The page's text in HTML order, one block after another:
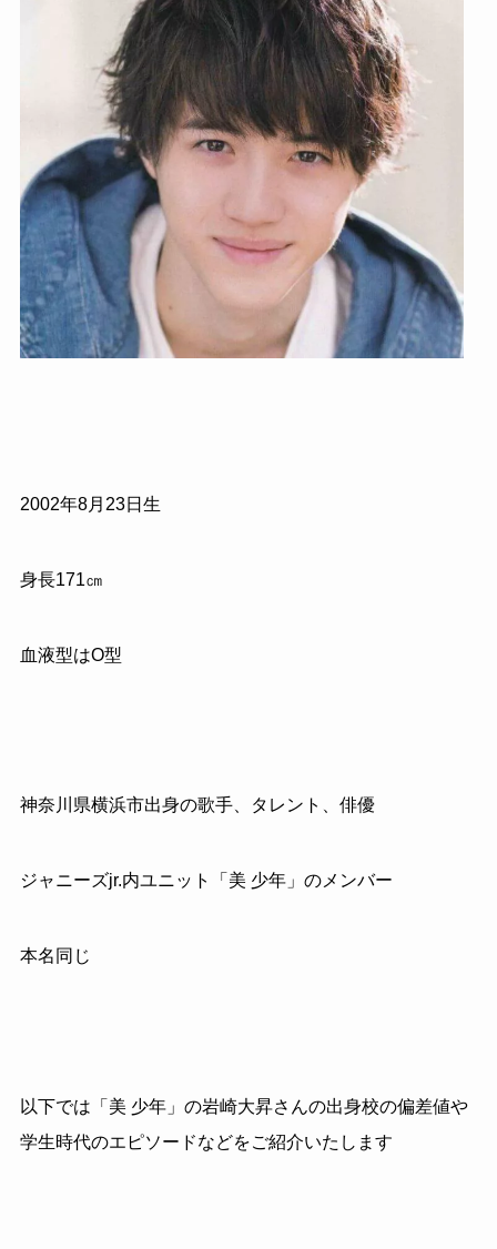
2002年8月 23日生
身長171㎝
血液型はO型
神奈川県横浜市出身の歌手、タレント、俳優
ジャニーズjr.内ユニット「美 少年」のメンバー
本名同じ
以下では「美 少年」の岩崎大昇さんの出身校の偏差値や
学生時代のエピソードなどをご紹介いたします